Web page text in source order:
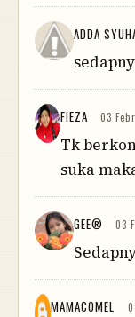
ADDA
FIEZA 03
Tk
suka
GEE® 03
MAMACOMEL